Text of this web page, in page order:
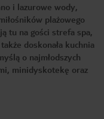
i lazurowe wody,
plażowego
tu na gości strefa spa,
doskonała kuchnia
o najmłodszych
minidyskotekę oraz